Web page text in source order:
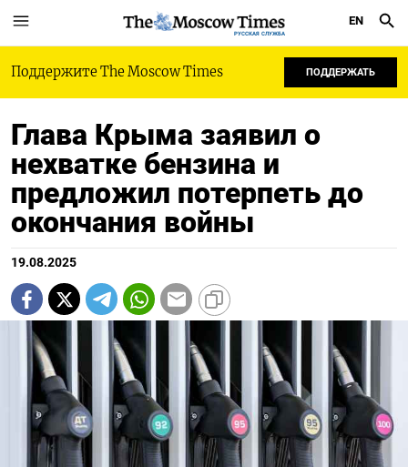
РУССКАЯ СЛУЖБА
EN
Поддержите The Moscow Times ПОДДЕРЖАТЬ
Глава Крыма заявил о
нехватке бензина и
предложил потерпеть до
окончания войны
19.08.2025